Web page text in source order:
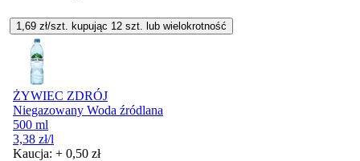
1,69 zł/szt. kupując 12 szt. lub wielokrotność
ŻYWIEC ZDRÓJ
Niegazowany Woda źródlana
500 ml
3,38 zł/l
Kaucja: + 0,50 zł